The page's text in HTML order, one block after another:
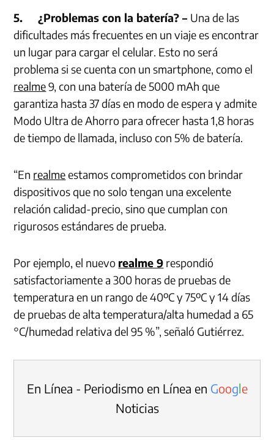
5.¿Problemas con la batería? – Una de las
dificultades más frecuentes en un viaje es encontrar
un lugar para cargar el celular. Esto no será
problema si se cuenta con un smartphone, como el
realme9, con una batería de 5000 mAh que
garantiza hasta 37 días en modo de espera y admite
Modo Ultra de Ahorro para ofrecer hasta 1,8 horas
de tiempo de llamada, incluso con 5% de batería.
“En realmeestamos comprometidos con brindar
dispositivos que no solo tengan una excelente
relación calidad-precio, sino que cumplan con
rigurosos estándares de prueba.
Por ejemplo, el nuevo realme 9 respondió
satisfactoriamente a 300 horas de pruebas de
temperatura en un rango de 40ºC y 75ºC y 14 días
de pruebas de alta temperatura/alta humedad a 65
°C/humedad relativa del 95 %”, señaló Gutiérrez.
En Línea - Periodismo en Línea en Google
Noticias